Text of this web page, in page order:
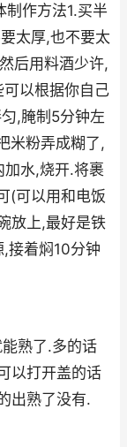
制作方法1.买半
太厚,也不要太
后用料酒少许,
以根据你自己
,腌制5分钟左
米粉弄成糊了,
加水,烧开.将裹
(可以用和电饭
放上,最好是铁
接着焖10分钟
熟了.多的话
以打开盖的话
出熟了没有.